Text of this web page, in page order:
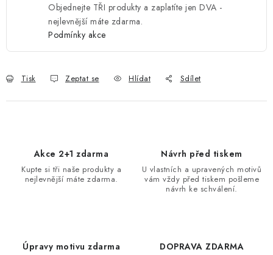
Objednejte TŘI produkty a zaplatíte jen DVA -
nejlevnější máte zdarma.
Podmínky akce
Tisk Zeptat se Hlídat Sdílet
Akce 2+1 zdarma
Kupte si tři naše produkty a
nejlevnější máte zdarma.
Návrh před tiskem
U vlastních a upravených motivů
vám vždy před tiskem pošleme
návrh ke schválení.
Úpravy motivu zdarma DOPRAVA ZDARMA